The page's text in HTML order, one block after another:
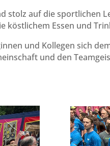
stolz auf die sportlichen
Essen und
und Kollegen sich
und den